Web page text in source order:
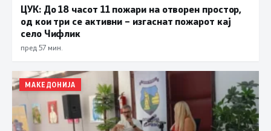
ЦУК: До 18 часот 11 пожари на отворен простор,
од кои три се активни – изгаснат пожарот кај
село Чифлик
пред 57 мин.
МАКЕДОНИЈА